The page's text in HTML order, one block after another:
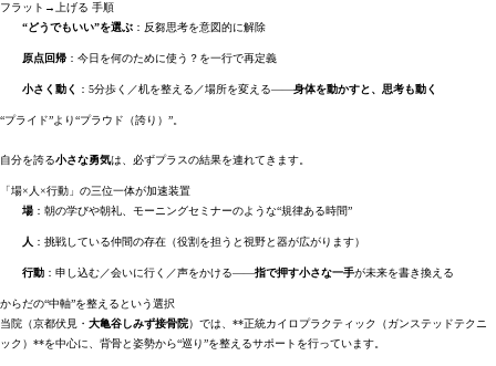
フラット→上げる 手順
“どうでもいい”を選ぶ ：反芻思考を意図的に解除
原点回帰 ：今日を何のために使う？を一行で再定義
小さく動く ：5分歩く／机を整える／場所を変える――身体を動かすと、思考も動く
“プライド”より“プラウド（誇り）”。
自分を誇る小さな勇気は、必ずプラスの結果を連れてきます。
「場×人×行動」の三位一体が加速装置
場 ：朝の学びや朝礼、モーニングセミナーのような“規律ある時間”
人 ：挑戦している仲間の存在（役割を担うと視野と器が広がります）
行動 ：申し込む／会いに行く／声をかける――指で押す小さな一手が未来を書き換える
からだの“中軸”を整えるという選択
当院（京都伏見・ 大亀谷しみず接骨院）では、**正統カイロプラクティック（ガンステッドテクニ
ック）**を中心に、背骨と姿勢から“巡り”を整えるサポートを行っています。